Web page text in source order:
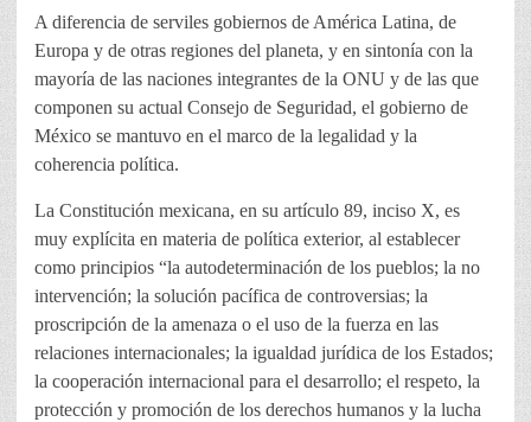
A diferencia de serviles gobiernos de América Latina, de
Europa y de otras regiones del planeta, y en sintonía con la
mayoría de las naciones integrantes de la ONU y de las que
componen su actual Consejo de Seguridad, el gobierno de
México se mantuvo en el marco de la legalidad y la
coherencia política.
La Constitución mexicana, en su artículo 89, inciso X, es
muy explícita en materia de política exterior, al establecer
como principios “la autodeterminación de los pueblos; la no
intervención; la solución pacífica de controversias; la
proscripción de la amenaza o el uso de la fuerza en las
relaciones internacionales; la igualdad jurídica de los Estados;
la cooperación internacional para el desarrollo; el respeto, la
protección y promoción de los derechos humanos y la lucha